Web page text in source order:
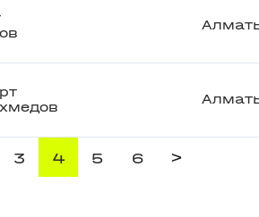
3 4 5 6 >